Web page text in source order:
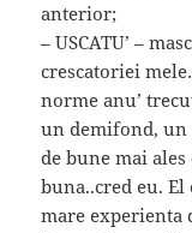
anterior;
– USCATU’ –
crescatoriei
norme anu’
un demifond, un
de bune mai
buna..cred eu.
mare experienta